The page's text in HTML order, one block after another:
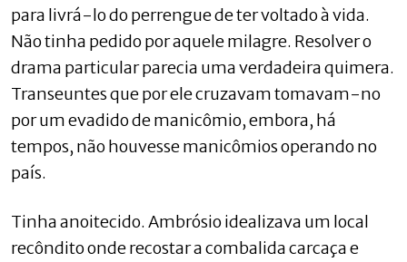
para livrá-lo do perrengue de ter voltado à vida.
Não tinha pedido por aquele milagre. Resolver o
drama particular parecia uma verdadeira quimera.
Transeuntes que por ele cruzavam tomavam-no
por um evadido de manicômio, embora, há
tempos, não houvesse manicômios operando no
país.
Tinha anoitecido. Ambrósio idealizava um local
recôndito onde recostar a combalida carcaça e